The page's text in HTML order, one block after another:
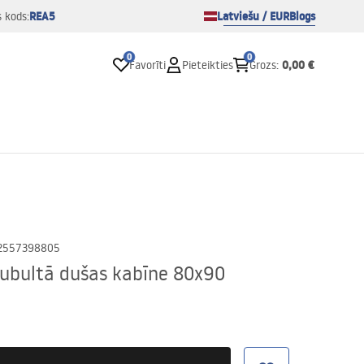
kods:REA5 Latviešu / EURBlogs
0
Favorīti Pieteikties
0
Grozs: 0,00 €
dušas kabīne 80x90